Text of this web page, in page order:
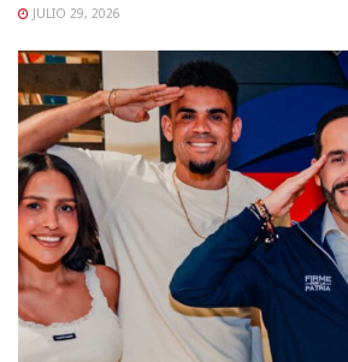
JULIO 29, 2026